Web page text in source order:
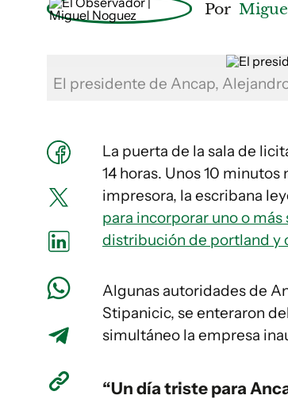
Por
El presidente de Ancap,
La puerta de la sala de
14 horas. Unos 10
impresora, la escribana
para incorporar uno o
distribución de portland y
Algunas autoridades de
Stipanicic, se enteraron
simultáneo la empresa
“Un día triste para